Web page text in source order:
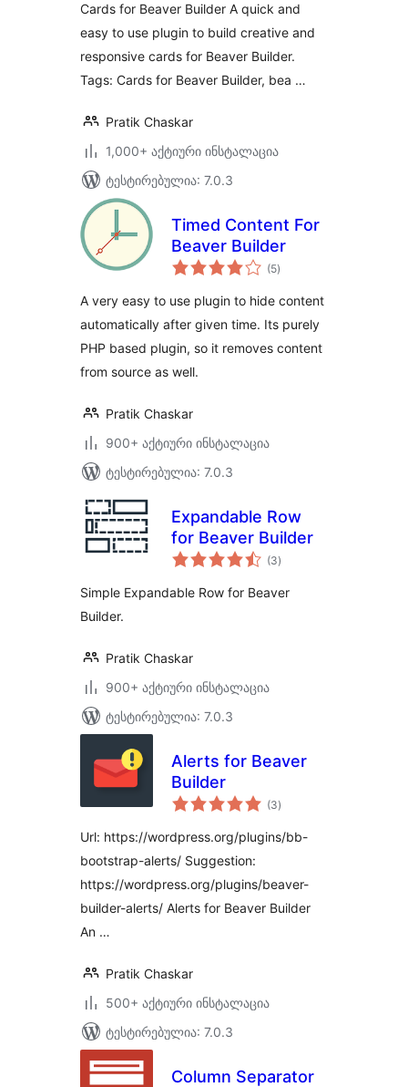
Cards for Beaver Builder A quick and
easy to use plugin to build creative and
responsive cards for Beaver Builder.
Tags: Cards for Beaver Builder, bea …
Pratik Chaskar
1,000+ აქტიური ინსტალაცია
ტესტირებულია: 7.0.3
Timed Content For
Beaver Builder
(5საერთო
რეიტინგი
)
A very easy to use plugin to hide content
automatically after given time. Its purely
PHP based plugin, so it removes content
from source as well.
Pratik Chaskar
900+ აქტიური ინსტალაცია
ტესტირებულია: 7.0.3
Expandable Row
for Beaver Builder
(3საერთო
რეიტინგი
)
Simple Expandable Row for Beaver
Builder.
Pratik Chaskar
900+ აქტიური ინსტალაცია
ტესტირებულია: 7.0.3
Alerts for Beaver
Builder
(3საერთო
რეიტინგი
)
Url: https://wordpress.org/plugins/bb-
bootstrap-alerts/ Suggestion:
https://wordpress.org/plugins/beaver-
builder-alerts/ Alerts for Beaver Builder
An …
Pratik Chaskar
500+ აქტიური ინსტალაცია
ტესტირებულია: 7.0.3
Column Separator